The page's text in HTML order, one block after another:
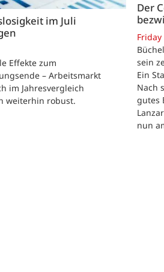
im Juli
Effekte zum
– Arbeitsmarkt
im Jahresvergleich
weiterhin robust.
Der
Friday
sein
Ein
Nach
gutes
nun